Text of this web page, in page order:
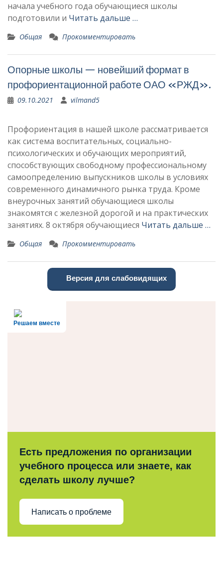
начала учебного года обучающиеся школы
подготовили и Читать дальше …
Общая Прокомментировать
Опорные школы — новейший формат в
профориентационной работе ОАО «РЖД».
09.10.2021 vilmand5
Профориентация в нашей школе рассматривается
как система воспитательных, социально-
психологических и обучающих мероприятий,
способствующих свободному профессиональному
самоопределению выпускников школы в условиях
современного динамичного рынка труда. Кроме
внеурочных занятий обучающиеся школы
знакомятся с железной дорогой и на практических
занятиях. 8 октября обучающиеся Читать дальше …
Общая Прокомментировать
Версия для слабовидящих
Решаем вместе
Есть предложения по организации
учебного процесса или знаете, как
сделать школу лучше?
Написать о проблеме